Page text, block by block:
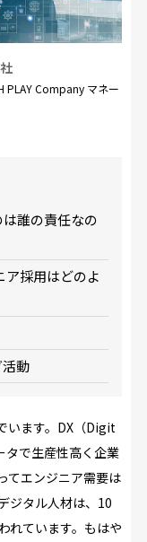
PLAY Company マネー
誰の責任なの
ア採用はどのよ
動
います。DX（Digit
で生産性高く企業
てエンジニア需要は
ジタル人材は、10
れています。もはや